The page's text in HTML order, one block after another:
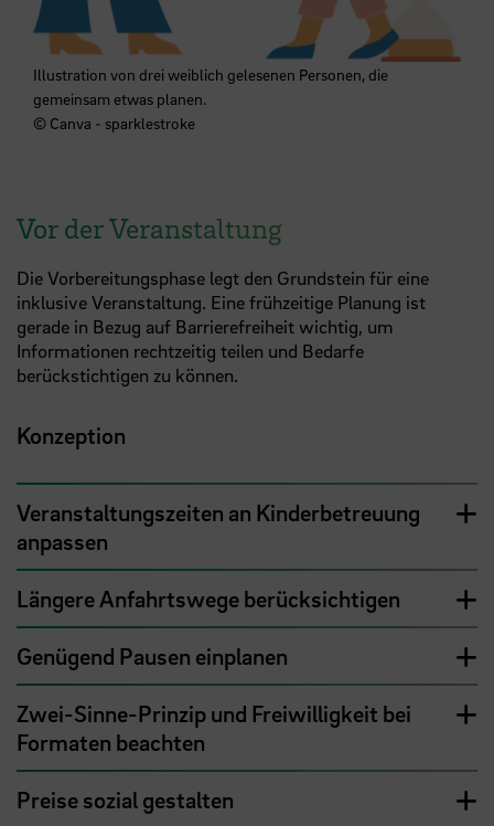
Illustration von drei weiblich gelesenen Personen, die
gemeinsam etwas planen.
© Canva - sparklestroke
Vor der Veranstaltung
Die Vorbereitungsphase legt den Grundstein für eine
inklusive Veranstaltung. Eine frühzeitige Planung ist
gerade in Bezug auf Barrierefreiheit wichtig, um
Informationen rechtzeitig teilen und Bedarfe
berückstichtigen zu können.
Konzeption
Veranstaltungszeiten an Kinderbetreuung
anpassen
Längere Anfahrtswege berücksichtigen
Genügend Pausen einplanen
Zwei-Sinne-Prinzip und Freiwilligkeit bei
Formaten beachten
Preise sozial gestalten